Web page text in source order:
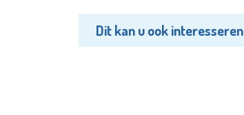
Dit kan u ook interesseren